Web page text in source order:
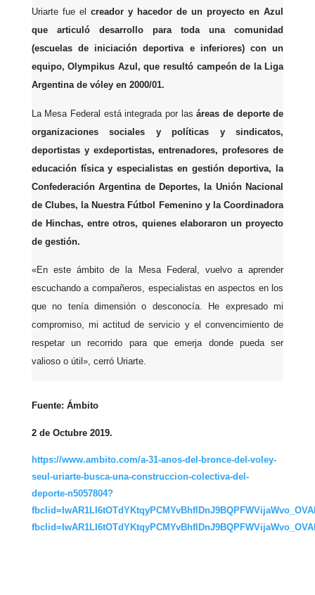
Uriarte fue el creador y hacedor de un proyecto en Azul
que articuló desarrollo para toda una comunidad
(escuelas de iniciación deportiva e inferiores) con un
equipo, Olympikus Azul, que resultó campeón de la Liga
Argentina de vóley en 2000/01.
La Mesa Federal está integrada por las áreas de deporte de
organizaciones sociales y políticas y sindicatos,
deportistas y exdeportistas, entrenadores, profesores de
educación física y especialistas en gestión deportiva, la
Confederación Argentina de Deportes, la Unión Nacional
de Clubes, la Nuestra Fútbol Femenino y la Coordinadora
de Hinchas, entre otros, quienes elaboraron un proyecto
de gestión.
«En este ámbito de la Mesa Federal, vuelvo a aprender
escuchando a compañeros, especialistas en aspectos en los
que no tenía dimensión o desconocía. He expresado mi
compromiso, mi actitud de servicio y el convencimiento de
respetar un recorrido para que emerja donde pueda ser
valioso o útil», cerró Uriarte.
Fuente: Ámbito
2 de Octubre 2019.
https://www.ambito.com/a-31-anos-del-bronce-del-voley-
seul-uriarte-busca-una-construccion-colectiva-del-
deporte-n5057804?